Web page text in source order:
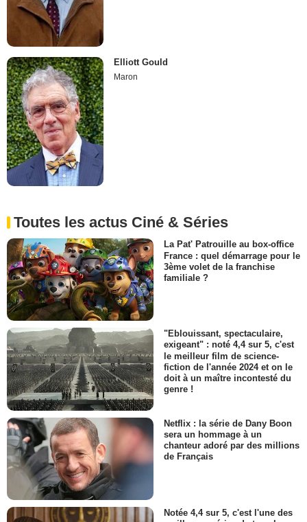
Elliott Gould
Maron
Toutes les actus Ciné & Séries
La Pat' Patrouille au box-office
France : quel démarrage pour le
3ème volet de la franchise
familiale ?
"Eblouissant, spectaculaire,
exigeant" : noté 4,4 sur 5, c'est
le meilleur film de science-
fiction de l'année 2024 et on le
doit à un maître incontesté du
genre !
Netflix : la série de Dany Boon
sera un hommage à un
chanteur adoré par des millions
de Français
Notée 4,4 sur 5, c'est l'une des